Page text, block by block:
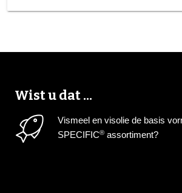
Wist u dat ...
Vismeel en visolie de basis
SPECIFIC® assortiment?